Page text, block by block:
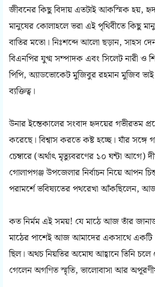
জীবনের কিছু বিদায় এতটাই আকস্মিক হয়,
মানুষের কোলাহলে ভরা এই পৃথিবীতে কিছু
বাতির মতো। নিঃশব্দে আলো ছড়ান, সাহস
বিএনপির যুগ্ম সম্পাদক এবং সিলেট নারী ও
পিপি, অ্যাডভোকেট মুজিবুর রহমান মুজিব
ব্যক্তিত্ব।
উনার ইন্তেকালের সংবাদ হৃদয়ের গভীরতম
করেছে। বিশ্বাস করতে কষ্ট হচ্ছে। যাঁর
চেম্বারে (অর্থাৎ মৃত্যুবরণের ১০ ঘন্টা আগে)
গোলাপগঞ্জ উপজেলার নির্বাচন নিয়ে আপন
পরামর্শে ভবিষ্যতের পথরেখা আঁকছিলেন, আজ
কত নির্মম এই সময়! যে মাঠে আজ তাঁর
মাঠের পাশেই আজ আমাদের একসাথে একটি
ছিল। অথচ নিয়তির অমোঘ আহ্বানে তিনি
গেলেন অগণিত স্মৃতি, ভালোবাসা আর